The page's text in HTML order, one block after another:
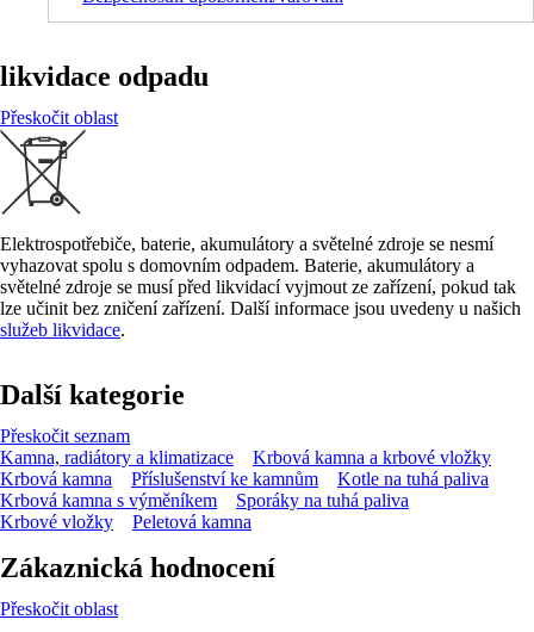
likvidace odpadu
Přeskočit oblast
Elektrospotřebiče, baterie, akumulátory a světelné zdroje se nesmí
vyhazovat spolu s domovním odpadem. Baterie, akumulátory a
světelné zdroje se musí před likvidací vyjmout ze zařízení, pokud tak
lze učinit bez zničení zařízení. Další informace jsou uvedeny u našich
služeb likvidace.
Další kategorie
Přeskočit seznam
Kamna, radiátory a klimatizace
Krbová kamna a krbové vložky
Krbová kamna
Příslušenství ke kamnům
Kotle na tuhá paliva
Krbová kamna s výměníkem
Sporáky na tuhá paliva
Krbové vložky
Peletová kamna
Zákaznická hodnocení
Přeskočit oblast